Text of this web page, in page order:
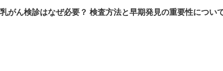
乳がん検診はなぜ必要？ 検査方法と早期発見の重要性につい